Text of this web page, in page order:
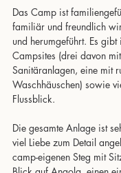
Das Camp ist
familiär und freundlich
und herumgeführt. Es
Campsites (drei davon
Sanitäranlagen, eine mit
Waschhäuschen) sowie
Flussblick.
Die gesamte Anlage ist
viel Liebe zum Detail
camp-eigenen Steg mit